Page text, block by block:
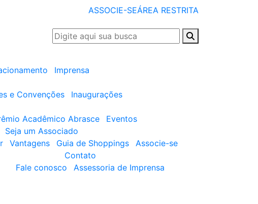
ASSOCIE-SEÁREA RESTRITA
Imprensa
e Convenções
Inaugurações
Acadêmico Abrasce
Eventos
Seja um Associado
Vantagens Guia de Shoppings
Associe-se
Contato
Fale conosco
Assessoria de Imprensa